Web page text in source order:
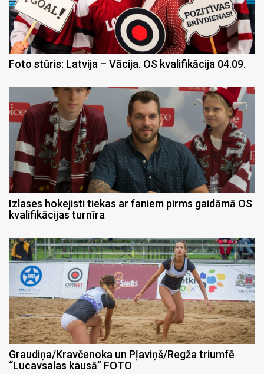
Foto stūris: Latvija – Vācija. OS kvalifikācija 04.09.
Izlases hokejisti tiekas ar faniem pirms gaidāmā OS
kvalifikācijas turnīra
Graudiņa/Kravčenoka un Pļaviņš/Regža triumfē
“Lucavsalas kausā” FOTO